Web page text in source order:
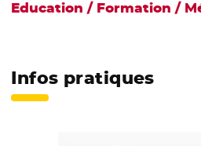
Education / Formation /
Infos pratiques